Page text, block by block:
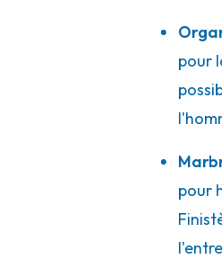
Pompes Funèbres
29440
Consulter l'agence
Pompes
pour
pour